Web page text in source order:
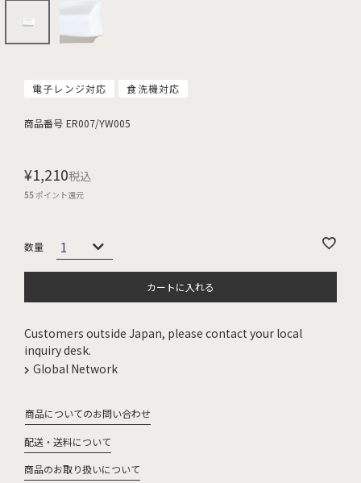
電子レンジ対応 食洗機対応
商品番号 ER007/YW005
¥1,210税込
55ポイント還元
カートに入れる
Customers outside Japan, please contact your local
inquiry desk.
Global Network
商品についてのお問い合わせ
配送・送料について
商品のお取り扱いについて